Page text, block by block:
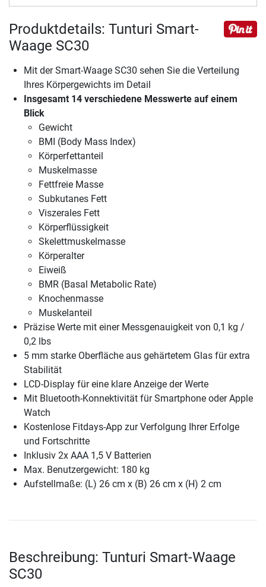
Produktdetails: Tunturi Smart-
Waage SC30
Mit der Smart-Waage SC30 sehen Sie die Verteilung
Ihres Körpergewichts im Detail
Insgesamt 14 verschiedene Messwerte auf einem
Blick
Gewicht
BMI (Body Mass Index)
Körperfettanteil
Muskelmasse
Fettfreie Masse
Subkutanes Fett
Viszerales Fett
Körperflüssigkeit
Skelettmuskelmasse
Körperalter
Eiweiß
BMR (Basal Metabolic Rate)
Knochenmasse
Muskelanteil
Präzise Werte mit einer Messgenauigkeit von 0,1 kg /
0,2 lbs
5 mm starke Oberfläche aus gehärtetem Glas für extra
Stabilität
LCD-Display für eine klare Anzeige der Werte
Mit Bluetooth-Konnektivität für Smartphone oder Apple
Watch
Kostenlose Fitdays-App zur Verfolgung Ihrer Erfolge
und Fortschritte
Inklusiv 2x AAA 1,5 V Batterien
Max. Benutzergewicht: 180 kg
Aufstellmaße: (L) 26 cm x (B) 26 cm x (H) 2 cm
Beschreibung: Tunturi Smart-Waage
SC30